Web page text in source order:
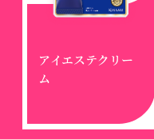
アイエステクリー
ム